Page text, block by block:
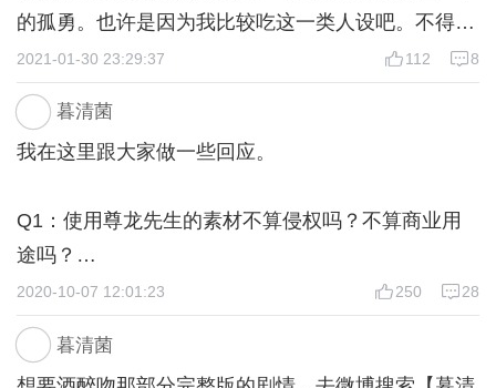
【1v1大叔文，年龄差较大，介意勿入】
【里面粤语对话较多，介意也勿入】
的孤勇。也许是因为我比较吃这一类人设吧。不得不
说，您选择尊龙先生做立绘实在太明智了。
四叔对“我”和他人的不同，通过对比已经表现的淋漓
尽致啦。如果是别的女人湿身，他会马上把她带下车
做些成年人酒色场的事情。但如果是“我”，他会隐
也是我着迷他的原因，因为他不像传统意义上的黑帮
大佬，对女主粗暴强制。在他身上，我反而看到了温
柔，爱护，这才是对爱人的样子。
他和“我”说话时永远用“四叔”称呼自己，因为用“我”这
种第一人称，多了份冷清，没有了亲切，他希望自己
8
112
2021-01-30 23:29:37
暮清菌
我在这里跟大家做一些回应。
Q1：使用尊龙先生的素材不算侵权吗？不算商业用
途吗？
菌：作品是参加同人制作大赛的，所以作品内不做任
何的盈利模式，不做任何的商业用途，就是单纯的为
爱发电，写着玩的。没有拿着尊龙先生的素材去盈利
28
250
2020-10-07 12:01:23
暮清菌